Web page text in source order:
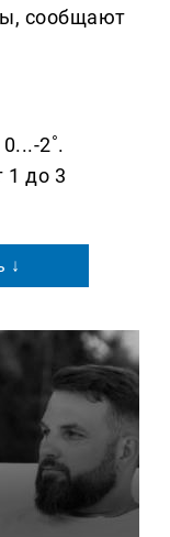
сообщают
2˚.
1 до 3
↓